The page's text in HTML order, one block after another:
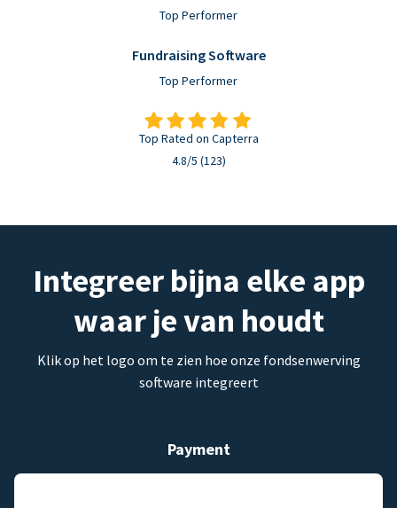
Top Performer
Fundraising Software
Top Performer
Top Rated on Capterra
4.8/5 (123)
Integreer bijna elke app
waar je van houdt
Klik op het logo om te zien hoe onze fondsenwerving
software integreert
Payment